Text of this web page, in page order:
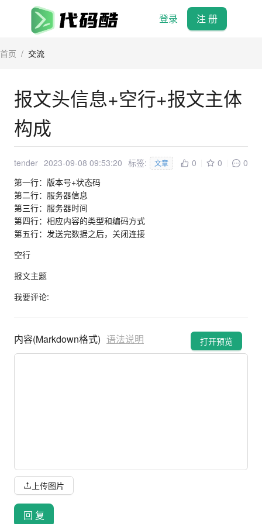
登录 注 册
首页 / 交流
报文头信息+空行+报文主体
构成
tender 2023-09-08 09:53:20 标签: 文章 0 0
0
第一行：版本号+状态码
第二行：服务器信息
第三行：服务器时间
第四行：相应内容的类型和编码方式
第五行：发送完数据之后，关闭连接
空行
报文主题
我要评论:
内容(Markdown格式) 语法说明 打开预览
上传图片
回 复